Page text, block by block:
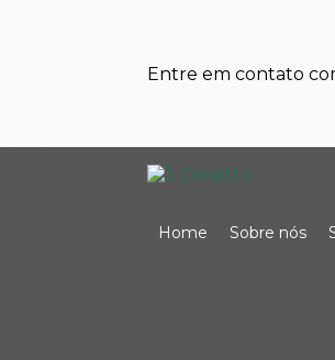
Entre em contato
Home Sobre nós